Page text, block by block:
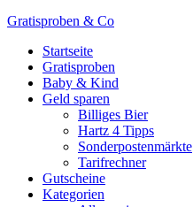
Gratisproben & Co
Startseite
Gratisproben
Baby & Kind
Geld sparen
Billiges Bier
Hartz 4 Tipps
Sonderpostenmärkte
Tarifrechner
Gutscheine
Kategorien